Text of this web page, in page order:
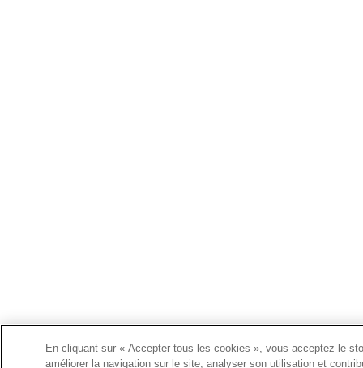
En cliquant sur « Accepter tous les cookies », vous acceptez le
améliorer la navigation sur le site, analyser son utilisation et